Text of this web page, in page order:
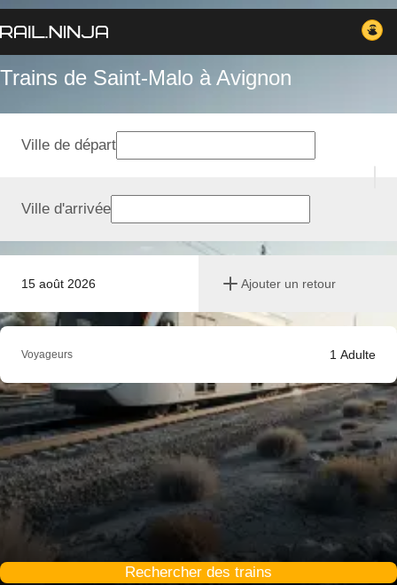
Trains de Saint-Malo à Avignon
15 août 2026 Ajouter un retour
Ville de départ
Ville d'arrivée
Voyageurs 1 Adulte
Rechercher des trains